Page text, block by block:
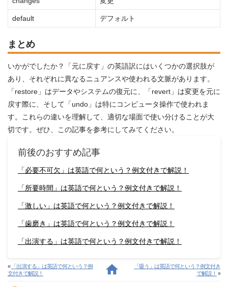
default デフォルト
まとめ
いかがでしたか？「元に戻す」の英語訳にはいくつかの選択肢が
あり、それぞれに異なるニュアンスや使われる文脈があります。
「restore」はデータやシステムの復元に、「revert」は変更を元に
戻す際に、そして「undo」は特にコンピュータ操作で使われま
す。これらの違いを理解して、適切な場面で使い分けることが大
切です。ぜひ、この記事を参考にしてみてください。
前後のおすすめ記事
「必要不可欠」は英語で何という？例文付きで解説！
「所要時間」は英語で何という？例文付きで解説！
「激しい」は英語で何という？例文付きで解説！
「歯磨き」は英語で何という？例文付きで解説！
「出演する」は英語で何という？例文付きで解説！
« 「出演する」は英語で何という？例
文付きで解説！
「吸う」は英語で何という？例文付き
で解説！ »